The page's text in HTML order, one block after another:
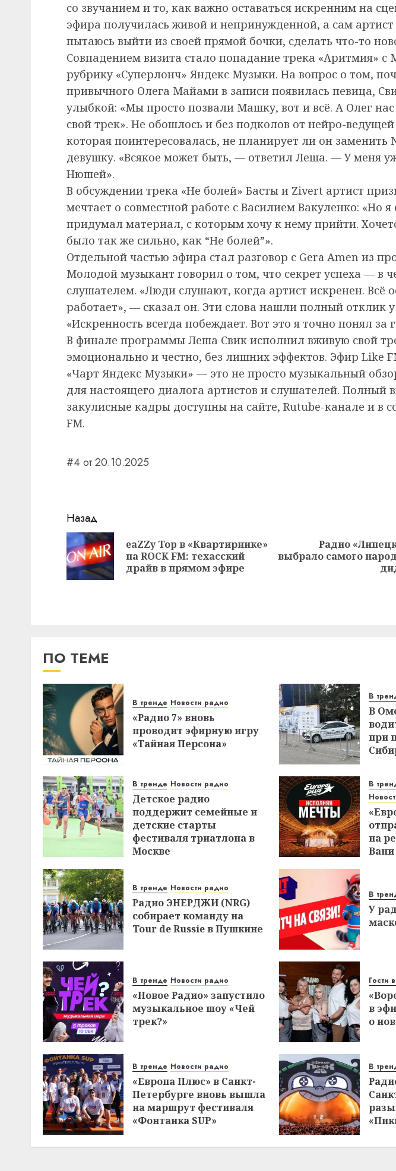
со звучанием и то, как важно оставаться искренним на
эфира получилась живой и непринужденной, а сам артист
пытаюсь выйти из своей прямой бочки, сделать что-то
Совпадением визита стало попадание трека «Аритмия» с
рубрику «Суперлонч» Яндекс Музыки. На вопрос о том,
привычного Олега Майами в записи появилась певица,
улыбкой: «Мы просто позвали Машку, вот и всё. А Олег нас
свой трек». Не обошлось и без подколов от нейро-
которая поинтересовалась, не планирует ли он заменить
девушку. «Всякое может быть, — ответил Леша. — У меня
Нюшей».
В обсуждении трека «Не болей» Басты и Zivert артист
мечтает о совместной работе с Василием Вакуленко: «Но
придумал материал, с которым хочу к нему прийти.
было так же сильно, как “Не болей”».
Отдельной частью эфира стал разговор с Gera Amen из
Молодой музыкант говорил о том, что секрет успеха — в
слушателем. «Люди слушают, когда артист искренен. Всё
работает», — сказал он. Эти слова нашли полный отклик у
«Искренность всегда побеждает. Вот это я точно понял за
В финале программы Леша Свик исполнил вживую свой
эмоционально и честно, без лишних эффектов. Эфир Like
«Чарт Яндекс Музыки» — это не просто музыкальный
для настоящего диалога артистов и слушателей. Полный
закулисные кадры доступны на сайте, Rutube-канале и в
FM.
#4 от 20.10.2025
Навигация
записи
Назад
Предыдущая
eaZZy Top в «Квартирнике»
на ROCK FM: техасский
драйв в прямом эфире
Следующая
Радио
выбрало самого
ПО ТЕМЕ
В тренде Новости радио
«Радио 7» вновь
проводит эфирную игру
«Тайная Персона»
В
В
при
В тренде Новости радио
Детское радио
поддержит семейные и
детские старты
фестиваля триатлона в
Москве
В
на
В тренде Новости радио
Радио ЭНЕРДЖИ (NRG)
собирает команду на
Tour de Russie в Пушкине
В
У
В тренде Новости радио
«Новое Радио» запустило
музыкальное шоу «Чей
трек?»
Гости
в
о
В тренде Новости радио
«Европа Плюс» в Санкт-
Петербурге вновь вышла
на маршрут фестиваля
«Фонтанка SUP»
В